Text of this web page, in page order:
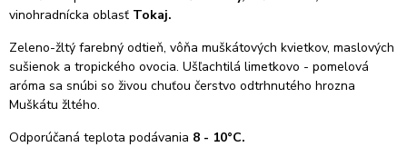
vinohradnícka oblasť Tokaj.
Zeleno-žltý farebný odtieň, vôňa muškátových kvietkov, maslových
sušienok a tropického ovocia. Ušľachtilá limetkovo - pomelová
aróma sa snúbi so živou chuťou čerstvo odtrhnutého hrozna
Muškátu žltého.
Odporúčaná teplota podávania 8 - 10°C.